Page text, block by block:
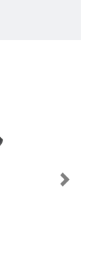
Next